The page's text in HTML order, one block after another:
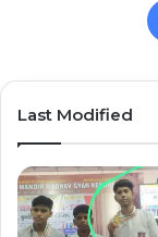
Last Modified